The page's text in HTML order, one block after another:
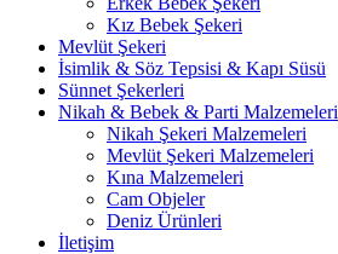
Kız Bebek Şekeri
Mevlüt Şekeri
İsimlik & Söz Tepsisi & Kapı Süsü
Sünnet Şekerleri
Nikah & Bebek & Parti Malzemeleri
Nikah Şekeri Malzemeleri
Mevlüt Şekeri Malzemeleri
Kına Malzemeleri
Cam Objeler
Deniz Ürünleri
İletişim